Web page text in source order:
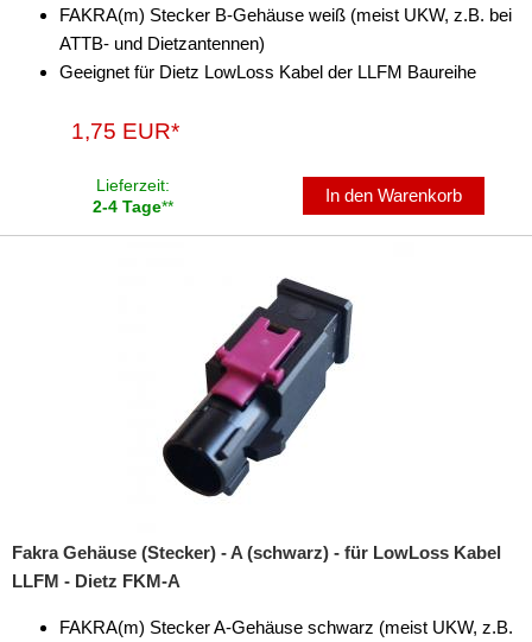
Marderschutz
Radioblenden
Subwoofer-Zubehör
Vorverstärkeradapter
Wechsler-Zubehör
FAKRA(m) Stecker B-Gehäuse weiß (meist UKW, z.B. bei
ATTB- und Dietzantennen)
Geeignet für Dietz LowLoss Kabel der LLFM Baureihe
1,75 EUR*
Lieferzeit:
2-4 Tage**
In den Warenkorb
Fakra Gehäuse (Stecker) - A (schwarz) - für LowLoss Kabel
LLFM - Dietz FKM-A
FAKRA(m) Stecker A-Gehäuse schwarz (meist UKW, z.B.